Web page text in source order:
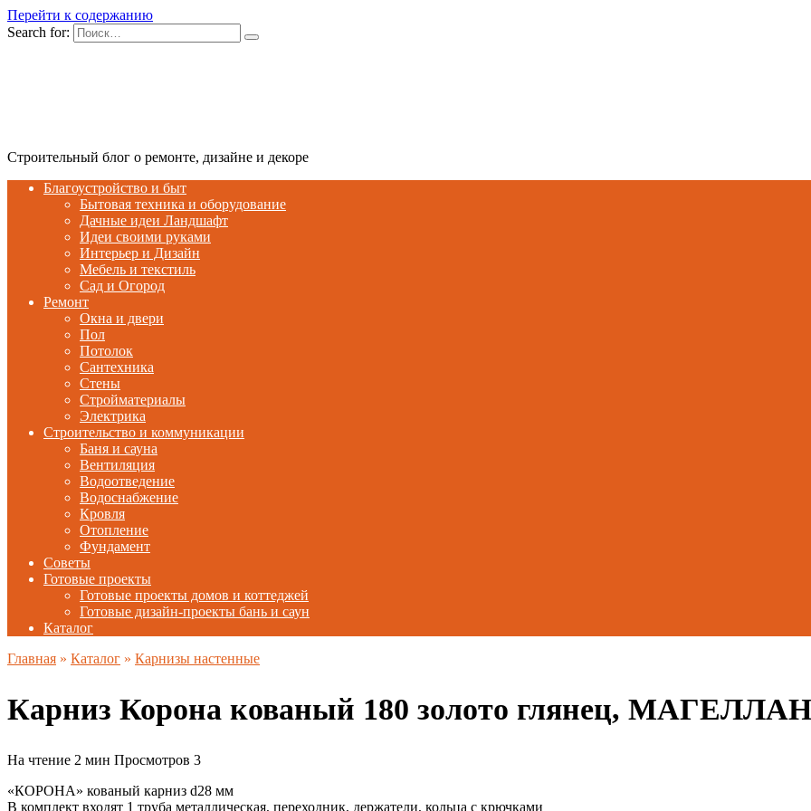
Перейти к содержанию
Search for:
Строительный блог о ремонте, дизайне и декоре
Благоустройство и быт
Бытовая техника и оборудование
Дачные идеи Ландшафт
Идеи своими руками
Интерьер и Дизайн
Мебель и текстиль
Сад и Огород
Ремонт
Окна и двери
Пол
Потолок
Сантехника
Стены
Стройматериалы
Электрика
Строительство и коммуникации
Баня и сауна
Вентиляция
Водоотведение
Водоснабжение
Кровля
Отопление
Фундамент
Советы
Готовые проекты
Готовые проекты домов и коттеджей
Готовые дизайн-проекты бань и саун
Каталог
Главная » Каталог » Карнизы настенные
Карниз Корона кованый 180 золото глянец, МАГЕЛЛАН
На чтение 2 мин Просмотров 3
«КОРОНА» кованый карниз d28 мм
В комплект входят 1 труба металлическая, переходник, держатели, кольца с крючками